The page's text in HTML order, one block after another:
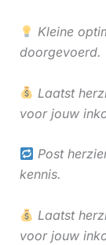
Kleine
doorgevoerd.
Laatst
voor jouw
Post
kennis.
Laatst
voor jouw